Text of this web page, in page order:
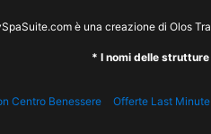
è una creazione di Olos
* I nomi delle
Centro Benessere Offerte Last